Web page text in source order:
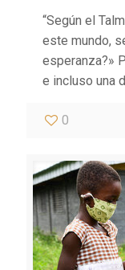
“Según el
este mundo,
esperanza?»
e incluso una
0